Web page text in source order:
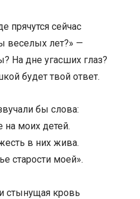
сейчас
лет?» —
угасших глаз?
твой ответ.
бы слова:
детей.
в них жива.
моей».
кровь